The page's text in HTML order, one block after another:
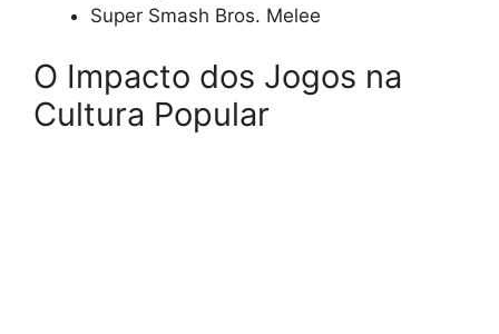
Super Smash Bros. Melee
O Impacto dos Jogos na
Cultura Popular